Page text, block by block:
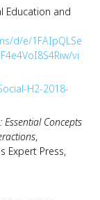
Education and
d/e/1FAIpQLSe
vi
H2-2018-
Concepts
,
Expert Press,